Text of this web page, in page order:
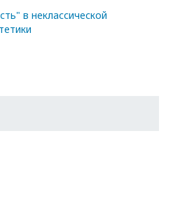
в неклассической